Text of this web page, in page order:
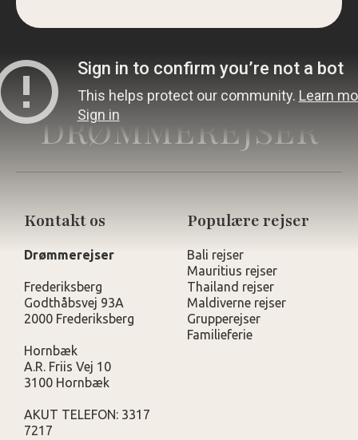
DRØMMEREJSER
Kontakt os
Drømmerejser
Frederiksberg
Godthåbsvej 93A
2000 Frederiksberg
Hornbæk
A.R. Friis Vej 10
3100 Hornbæk
AKUT TELEFON: 3317
7217
Populære rejser
Bali rejser
Mauritius rejser
Thailand rejser
Maldiverne rejser
Grupperejser
Familieferie